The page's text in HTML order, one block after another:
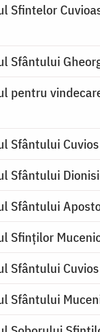
Sfintelor
Sfântului
pentru
Sfântului
Sfântului
Sfântului
Sfinților
Sfântului
Sfântului